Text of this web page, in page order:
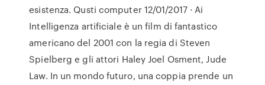
esistenza. Qusti computer 12/01/2017 · Ai
Intelligenza artificiale è un film di fantastico
americano del 2001 con la regia di Steven
Spielberg e gli attori Haley Joel Osment, Jude
Law. In un mondo futuro, una coppia prende un